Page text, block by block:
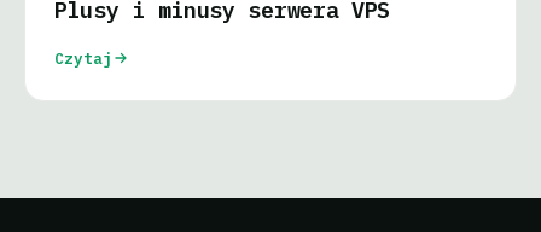
Plusy i minusy serwera VPS
Czytaj